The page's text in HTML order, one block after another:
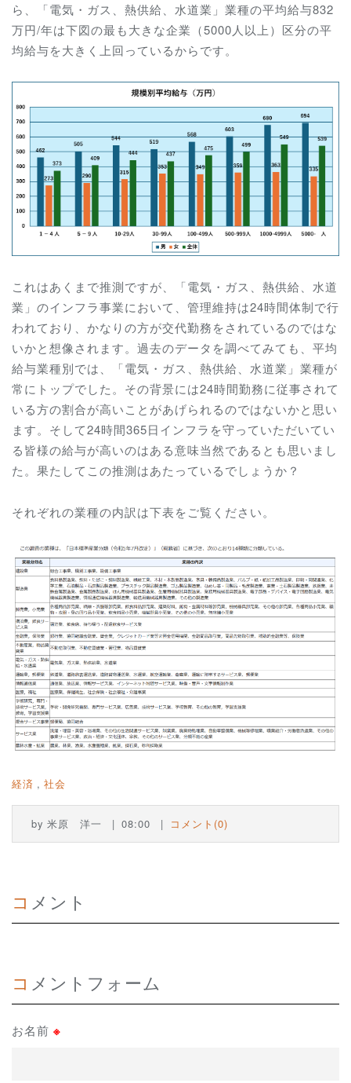
ら、
「電気・ガス、熱供給、水道業」業種の平均給与832
万円/年は下図の最も大きな企業（5000人以上）区分の平
均給与を大きく上回っているからです。
これはあくまで推測ですが、
「電気・ガス、熱供給、水道
業」のインフラ事業において、管理維持は24時間体制で行
われており、かなりの方が交代勤務をされているのではな
いかと想像されます。過去のデータを調べてみても、平均
給与業種別では、
「電気・ガス、熱供給、水道業」業種が
常にトップでした。その背景には24時間勤務に従事されて
いる方の割合が高いことがあげられるのではないかと思い
ます。そして24時間365日インフラを守っていただいてい
る皆様の給与が高いのはある意味当然であるとも思いまし
た。果たしてこの推測はあたっているでしょうか？
それぞれの業種の内訳は下表をご覧ください。
経済 社会
by 米原 洋一 08:00 コメント(0)
コメント
コメントフォーム
お名前 ※